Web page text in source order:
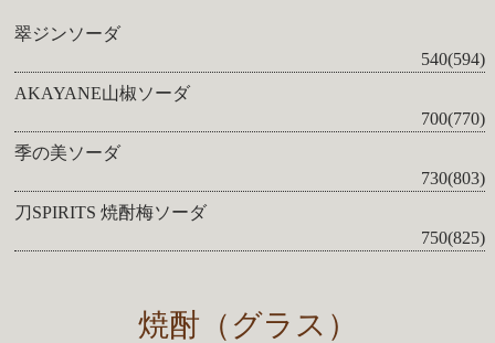
翠ジンソーダ
540(594)
AKAYANE山椒ソーダ
700(770)
季の美ソーダ
730(803)
刀SPIRITS 焼酎梅ソーダ
750(825)
焼酎（グラス）